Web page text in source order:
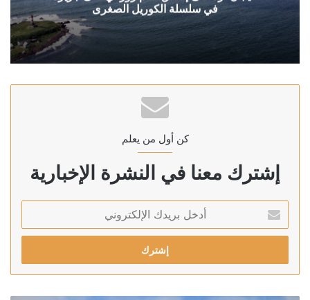
في سلسلة الكوريل الصغرى
كن أول من يعلم
إشترك معنا في النشرة الإخبارية
بريدك
الإلكتروني